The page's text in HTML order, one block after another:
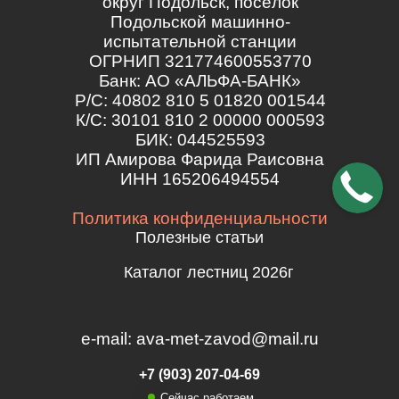
Подольской машинно-
испытательной станции
ОГРНИП 321774600553770
Банк: АО «АЛЬФА-БАНК»
Р/С: 40802 810 5 01820 001544
К/С: 30101 810 2 00000 000593
БИК: 044525593
ИП Амирова Фарида Раисовна
ИНН 165206494554
Политика конфиденциальности
Полезные статьи
Каталог лестниц 2026г
e-mail: ava-met-zavod@mail.ru
+7 (903) 207-04-69